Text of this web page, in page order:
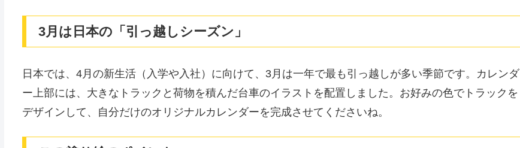
3月は日本の「引っ越しシーズン」
日本では、4月の新生活（入学や入社）に向けて、3月は一年で最も引っ越しが多い季節です。カレンダ
ー上部には、大きなトラックと荷物を積んだ台車のイラストを配置しました。お好みの色でトラックを
デザインして、自分だけのオリジナルカレンダーを完成させてくださいね。